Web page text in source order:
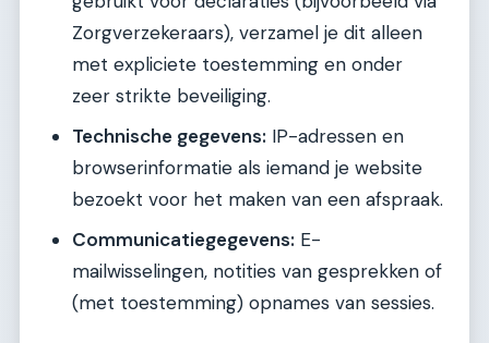
Zorgverzekeraars), verzamel je dit alleen
met expliciete toestemming en onder
zeer strikte beveiliging.
Technische gegevens: IP-adressen en
browserinformatie als iemand je website
bezoekt voor het maken van een afspraak.
Communicatiegegevens: E-
mailwisselingen, notities van gesprekken of
(met toestemming) opnames van sessies.